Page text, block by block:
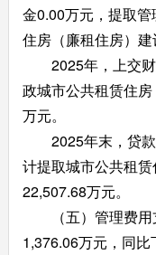
金0.00万元，提取
住房（廉租住房）建
2025年，上交财
政城市公共租赁住
万元。
2025年末，贷款
计提取城市公共租
22,507.68万元。
（五）管理费用
1,376.06万元，同